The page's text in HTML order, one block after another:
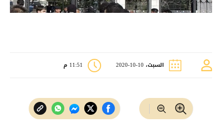
السبت، 10-10-2020 11:51 م